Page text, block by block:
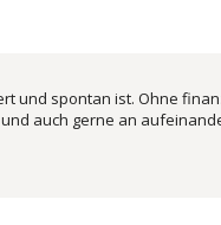
und spontan ist. Ohne
auch gerne an